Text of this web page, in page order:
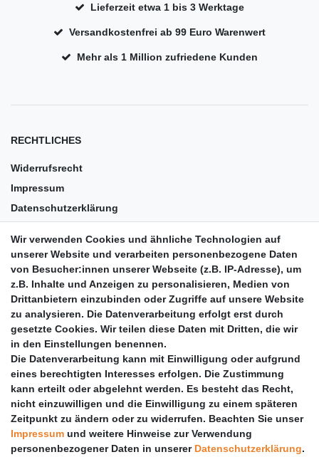
Lieferzeit etwa 1 bis 3 Werktage
Versandkostenfrei ab 99 Euro Warenwert
Mehr als 1 Million zufriedene Kunden
RECHTLICHES
Widerrufsrecht
Impressum
Datenschutzerklärung
Barrierefreiheit
Anleitungen
Vertrag widerrufen
PARTNER
DHL
GLS
PaketPLUS
SPONSORING
Wir verwenden Cookies und ähnliche Technologien auf
unserer Website und verarbeiten personenbezogene Daten
von Besucher:innen unserer Webseite (z.B. IP-Adresse), um
z.B. Inhalte und Anzeigen zu personalisieren, Medien von
Drittanbietern einzubinden oder Zugriffe auf unsere Website
zu analysieren. Die Datenverarbeitung erfolgt erst durch
gesetzte Cookies. Wir teilen diese Daten mit Dritten, die wir
in den Einstellungen benennen.
Die Datenverarbeitung kann mit Einwilligung oder aufgrund
eines berechtigten Interesses erfolgen. Die Zustimmung
kann erteilt oder abgelehnt werden. Es besteht das Recht,
nicht einzuwilligen und die Einwilligung zu einem späteren
Zeitpunkt zu ändern oder zu widerrufen. Beachten Sie unser
Impressum und weitere Hinweise zur Verwendung
personenbezogener Daten in unserer Daten­schutz­erklärung.